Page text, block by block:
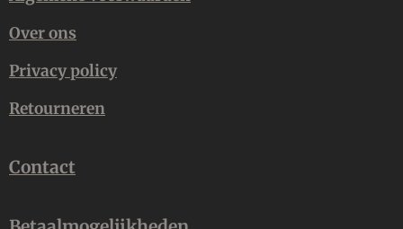
Over ons
Privacy policy
Retourneren
Contact